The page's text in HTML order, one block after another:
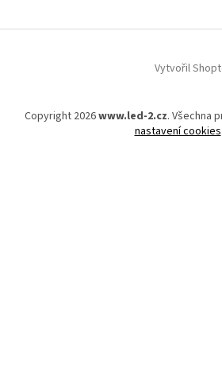
Vytvořil
Copyright 2026www.led-2.cz. Všechna
nastavení cookies